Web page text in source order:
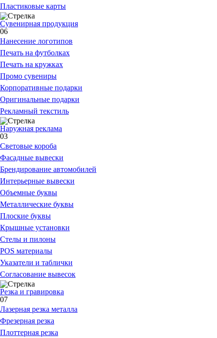
Пластиковые карты
Сувенирная продукция
06
Нанесение логотипов
Печать на футболках
Печать на кружках
Промо сувениры
Корпоративные подарки
Оригинальные подарки
Рекламный текстиль
Наружная реклама
03
Световые короба
Фасадные вывески
Брендирование автомобилей
Интерьерные вывески
Объемные буквы
Металлические буквы
Плоские буквы
Крышные установки
Стелы и пилоны
POS материалы
Указатели и таблички
Согласование вывесок
Резка и гравировка
07
Лазерная резка металла
Фрезерная резка
Плоттерная резка